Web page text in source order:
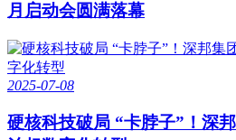
月启动会圆满落幕
2025-07-08
硬核科技破局 “卡脖子”！深